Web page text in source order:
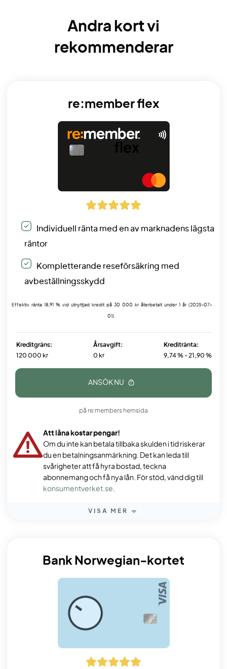
Andra kort vi
rekommenderar
re:member flex
Individuell ränta med en av marknadens lägsta
räntor
Kompletterande reseförsäkring med
avbeställningsskydd
Effektiv ränta 18,91 % vid utnyttjad kredit på 30 000 kr återbetalt under 1 år (2025-07-
01).
Kreditgräns:
120 000 kr
Årsavgift:
0 kr
Kreditränta:
9,74 % - 21,90 %
ANSÖK NU
på re:members hemsida
Att låna kostar pengar!
Om du inte kan betala tillbaka skulden i tid riskerar
du en betalningsanmärkning. Det kan leda till
svårigheter att få hyra bostad, teckna
abonnemang och få nya lån. För stöd, vänd dig till
konsumentverket.se.
VISA MER
Bank Norwegian-kortet